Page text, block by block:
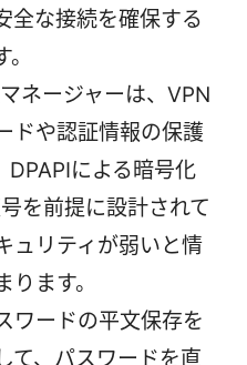
全な接続を確保する
ネージャーは、VPN
ドや認証情報の保護
DPAPIによる暗号化
を前提に設計されて
ュリティが弱いと情
ます。
ワードの平文保存を
て、パスワードを直